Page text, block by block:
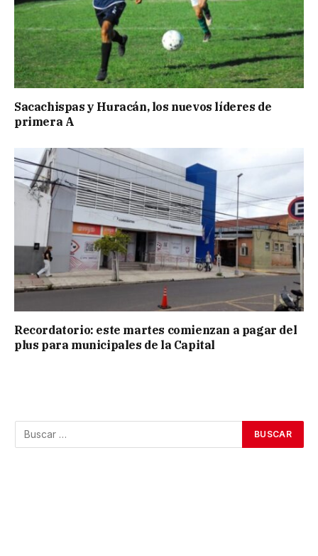
Sacachispas y Huracán, los nuevos líderes de
primera A
Recordatorio: este martes comienzan a pagar del
plus para municipales de la Capital